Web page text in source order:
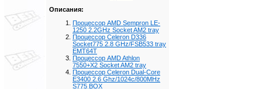
Описания:
Процессор AMD Sempron LE-
1250 2.2GHz Socket AM2 tray
Процессор Celeron D336
Socket775 2.8 GHz/FSB533 tray
EMT64T
Процессор AMD Athlon
7550+X2 Socket AM2 tray
Процессор Celeron Dual-Core
E3400 2.6 Ghz/1024с/800MHz
S775 BOX